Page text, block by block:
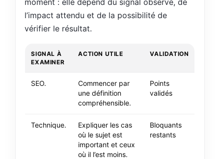
moment : elle dépend du signal observé, de
l’impact attendu et de la possibilité de
vérifier le résultat.
SIGNAL À
EXAMINER
ACTION UTILE VALIDATION
SEO.
Commencer par
une définition
compréhensible.
Points
validés
Technique.
Expliquer les cas
où le sujet est
important et ceux
où il l’est moins.
Bloquants
restants